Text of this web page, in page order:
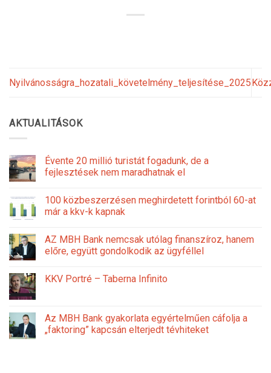
Nyilvánosságra_hozatali_követelmény_teljesítése_2025
AKTUALITÁSOK
Évente 20 millió turistát fogadunk, de a
fejlesztések nem maradhatnak el
100 közbeszerzésen meghirdetett forintból 60-at
már a kkv-k kapnak
AZ MBH Bank nemcsak utólag finanszíroz, hanem
előre, együtt gondolkodik az ügyféllel
KKV Portré – Taberna Infinito
Az MBH Bank gyakorlata egyértelműen cáfolja a
„faktoring” kapcsán elterjedt tévhiteket